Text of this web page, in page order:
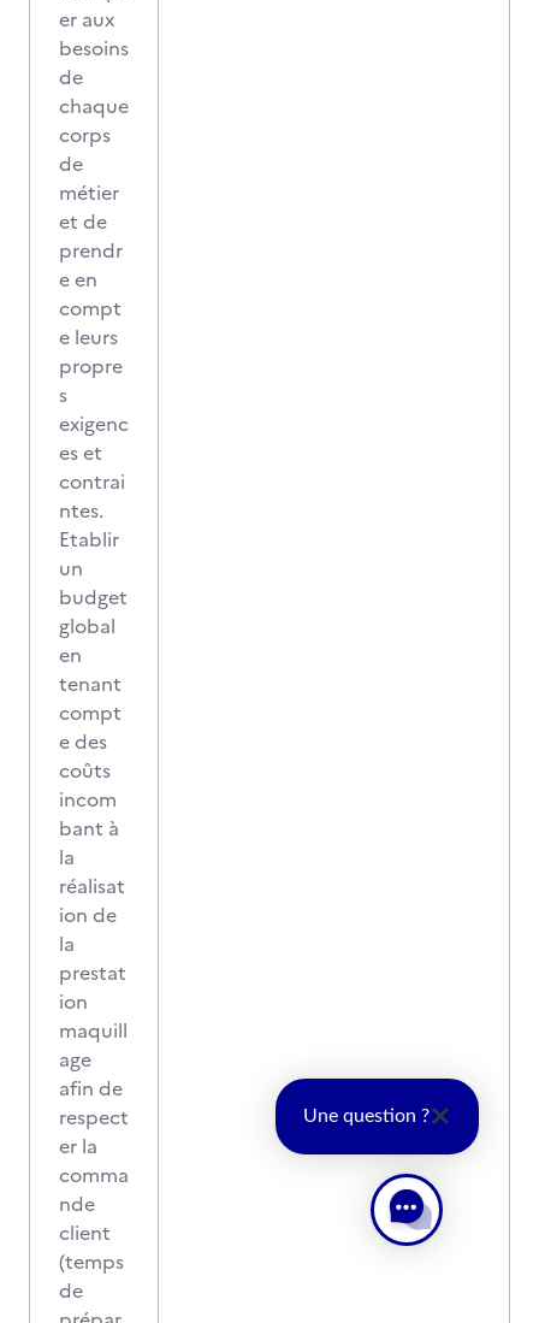
er aux
besoins
de
chaque
corps
de
métier
et de
prendr
e en
compt
e leurs
propre
s
exigenc
es et
contrai
ntes.
Etablir
un
budget
global
en
tenant
compt
e des
coûts
incom
bant à
la
réalisat
ion de
la
prestat
ion
maquill
age
afin de
respect
er la
comma
nde
client
(temps
de
Une question ?